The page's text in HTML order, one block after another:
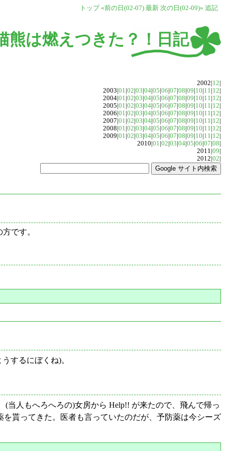
トップ «前の日(02-07) 最新 次の日(02-09)» 追記
熊は燃えつきた？！日記
2002|12|
2003|01|02|03|04|05|06|07|08|09|10|11|12|
2004|01|02|03|04|05|06|07|08|09|10|11|12|
2005|01|02|03|04|05|06|07|08|09|10|11|12|
2006|01|02|03|04|05|06|07|08|09|10|11|12|
2007|01|02|03|04|05|06|07|08|09|10|11|12|
2008|01|02|03|04|05|06|07|08|09|10|11|12|
2009|01|02|03|04|05|06|07|08|09|10|11|12|
2010|01|02|03|04|05|06|07|08|
2011|09|
2012|02|
です。
するにぼくね)。
人もへろへろの)女房から Help!! が来たので、飛んで帰っ
貰ってきた。医者も言っていたのだが、予防薬は今シーズ